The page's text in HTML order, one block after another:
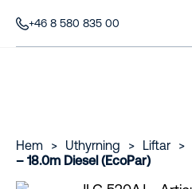
+46 8 580 835 00
Hem > Uthyrning > Liftar >
– 18.0m Diesel (EcoPar)